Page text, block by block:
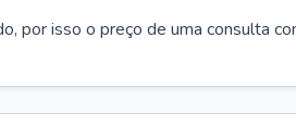
por isso o preço de uma consulta